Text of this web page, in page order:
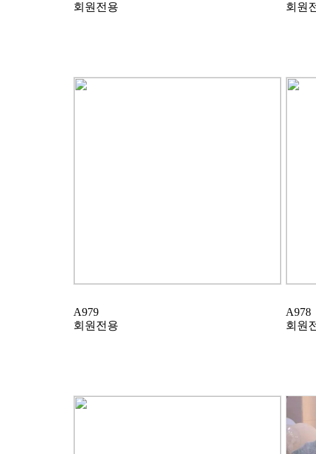
회원전용
회원
A979
회원전용
A978
회원